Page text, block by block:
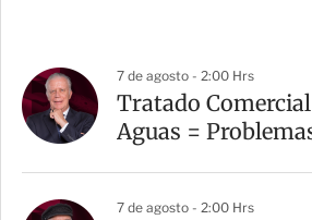
7 de agosto - 2:00 Hrs
Tratado
Aguas =
7 de agosto - 2:00 Hrs